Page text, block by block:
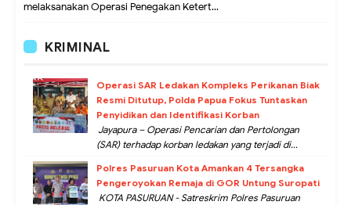
melaksanakan Operasi Penegakan Ketert...
KRIMINAL
Operasi SAR Ledakan Kompleks Perikanan Biak
Resmi Ditutup, Polda Papua Fokus Tuntaskan
Penyidikan dan Identifikasi Korban
Jayapura – Operasi Pencarian dan Pertolongan
(SAR) terhadap korban ledakan yang terjadi di...
Polres Pasuruan Kota Amankan 4 Tersangka
Pengeroyokan Remaja di GOR Untung Suropati
KOTA PASURUAN - Satreskrim Polres Pasuruan